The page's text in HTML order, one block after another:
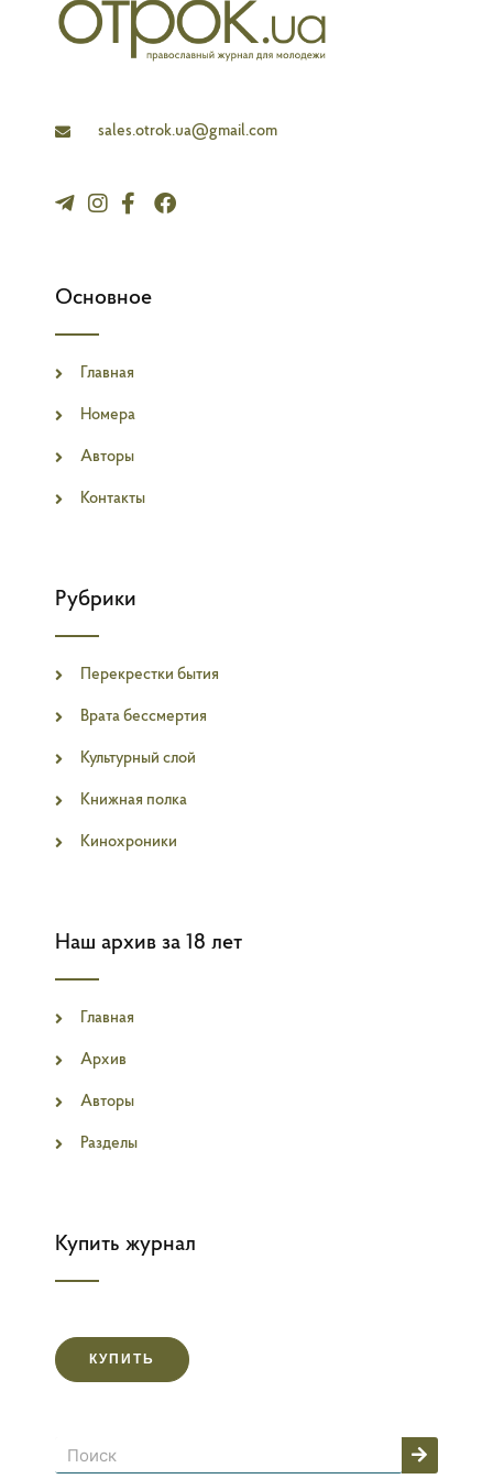
a
sales.otrok.ua@gmail.com
Основное
Главная
Номера
Авторы
Контакты
Рубрики
Перекрестки бытия
Врата бессмертия
Культурный слой
Книжная полка
Кинохроники
Наш архив за 18 лет
Главная
Архив
Авторы
Разделы
Купить журнал
КУПИТЬ